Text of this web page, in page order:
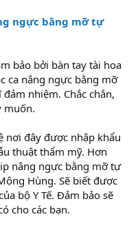
ngực bằng mỡ tự
bảo bởi bàn tay tài hoa
ca nâng ngực bằng mỡ
nhiệm. Chắc chắn,
muốn.
nơi đây được nhập khẩu
thuật thẩm mỹ. Hơn
nâng ngực bằng mỡ tự
Hùng. Sẽ biết được
bộ Y Tế. Đảm bảo sẽ
cho các bạn.